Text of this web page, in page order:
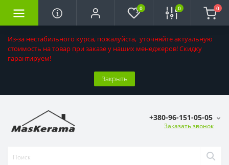
Из-за нестабильного курса, пожалуйста, уточняйте актуальную
стоимость на товар при заказе у наших менеджеров! Скидку
гарантируем!
Закрыть
0 0 0
+380-96-151-05-05
Заказать звонок